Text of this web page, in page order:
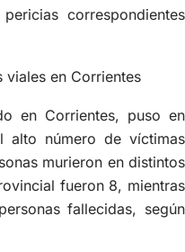
correspondientes
viales en Corrientes
en Corrientes, puso en
alto número de víctimas
murieron en distintos
fueron 8, mientras
fallecidas, según